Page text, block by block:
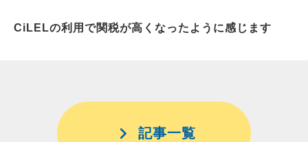
CiLELの利用で関税が高くなったように感じます
記事一覧